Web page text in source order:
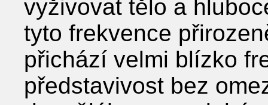
vyživovat tělo a
tyto frekvence
přichází velmi blízko
představivost bez